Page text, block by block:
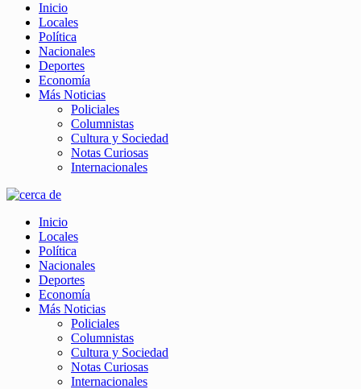
Inicio
Locales
Política
Nacionales
Deportes
Economía
Más Noticias
Policiales
Columnistas
Cultura y Sociedad
Notas Curiosas
Internacionales
Inicio
Locales
Política
Nacionales
Deportes
Economía
Más Noticias
Policiales
Columnistas
Cultura y Sociedad
Notas Curiosas
Internacionales